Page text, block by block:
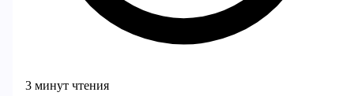
3 минут чтения